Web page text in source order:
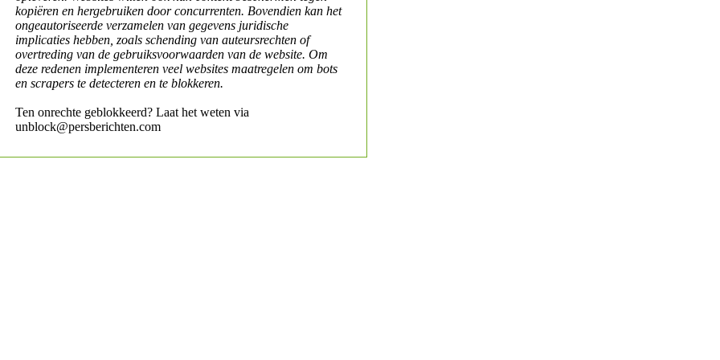
kopiëren en hergebruiken door concurrenten. Bovendien kan het
ongeautoriseerde verzamelen van gegevens juridische
implicaties hebben, zoals schending van auteursrechten of
overtreding van de gebruiksvoorwaarden van de website. Om
deze redenen implementeren veel websites maatregelen om bots
en scrapers te detecteren en te blokkeren.
Ten onrechte geblokkeerd? Laat het weten via
unblock@persberichten.com